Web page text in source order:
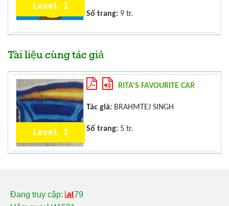
Level 1
Số trang: 9 tr.
Tài liệu cùng tác giả
Level 1
RITA'S FAVOURITE CAR
Tác giả: BRAHMTEJ SINGH
Số trang: 5 tr.
Đang truy cập:
79